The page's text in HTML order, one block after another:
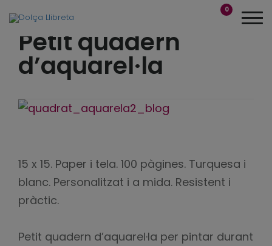
0
Petit quadern
d’aquarel·la
15 x 15. Paper i tela. 100 pàgines. Turquesa i
blanc. Personalitzat i a mida. Resistent i
pràctic.
Petit quadern d’aquarel·la per pintar durant